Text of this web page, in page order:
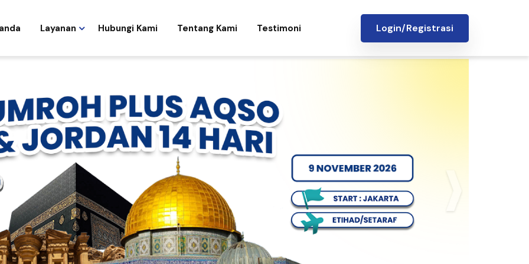
Layanan Hubungi Kami Tentang Kami Testimoni Login/Registrasi